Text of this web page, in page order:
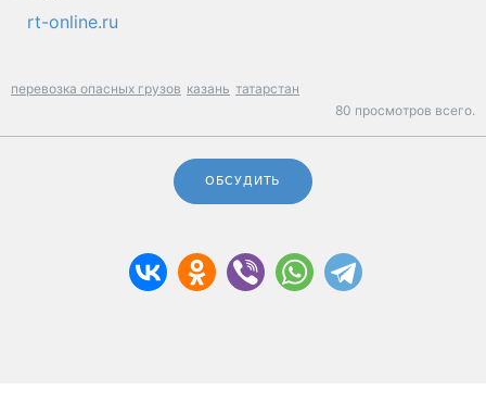
rt-online.ru
перевозка опасных грузов казань татарстан
80 просмотров всего.
ОБСУДИТЬ